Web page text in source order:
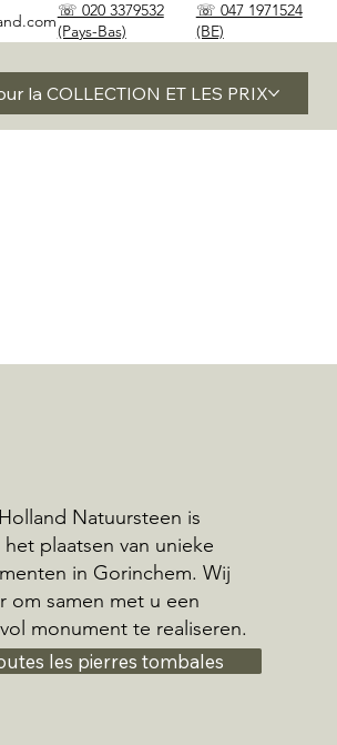
la COLLECTION ET LES PRIX
☏ 020 3379532
(Pays-Bas)
☏ 047 1971524
(BE)
Natuursteen is
het plaatsen van unieke
in Gorinchem. Wij
om samen met u een
monument te realiseren.
les pierres tombales